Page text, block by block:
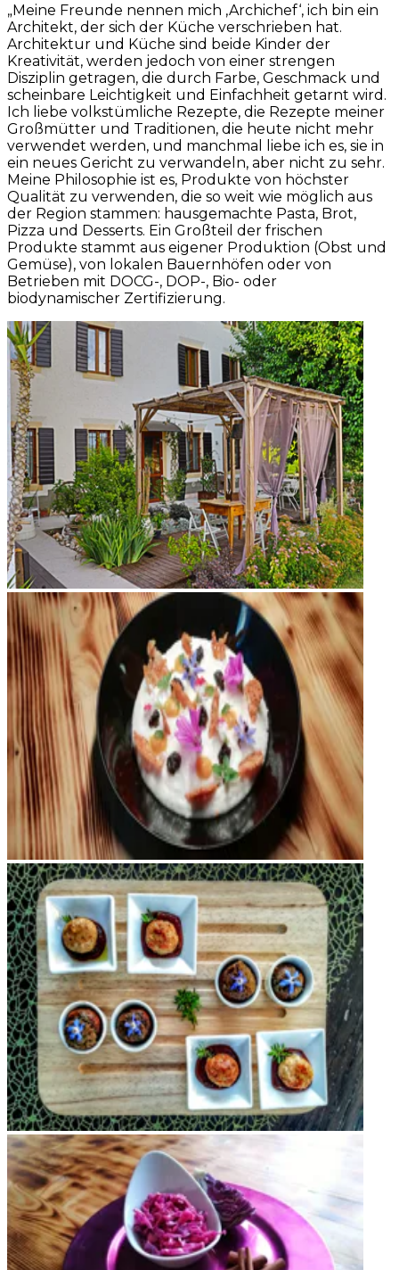
„Meine Freunde nennen mich ‚Archichef‘, ich bin ein
Architekt, der sich der Küche verschrieben hat.
Architektur und Küche sind beide Kinder der
Kreativität, werden jedoch von einer strengen
Disziplin getragen, die durch Farbe, Geschmack und
scheinbare Leichtigkeit und Einfachheit getarnt wird.
Ich liebe volkstümliche Rezepte, die Rezepte meiner
Großmütter und Traditionen, die heute nicht mehr
verwendet werden, und manchmal liebe ich es, sie in
ein neues Gericht zu verwandeln, aber nicht zu sehr.
Meine Philosophie ist es, Produkte von höchster
Qualität zu verwenden, die so weit wie möglich aus
der Region stammen: hausgemachte Pasta, Brot,
Pizza und Desserts. Ein Großteil der frischen
Produkte stammt aus eigener Produktion (Obst und
Gemüse), von lokalen Bauernhöfen oder von
Betrieben mit DOCG-, DOP-, Bio- oder
biodynamischer Zertifizierung.